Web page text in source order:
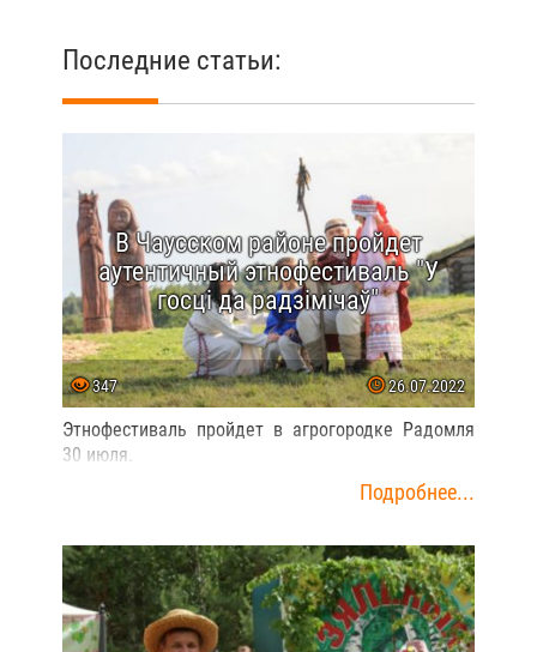
Последние статьи:
В Чаусском районе пройдет
аутентичный этнофестиваль "У
госцi да радзiмiчаў"
347 26.07.2022
Этнофестиваль пройдет в агрогородке Радомля
30 июля.
Подробнее...